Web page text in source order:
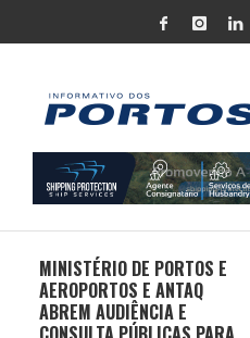
MINISTÉRIO DE PORTOS E
AEROPORTOS E ANTAQ
ABREM AUDIÊNCIA E